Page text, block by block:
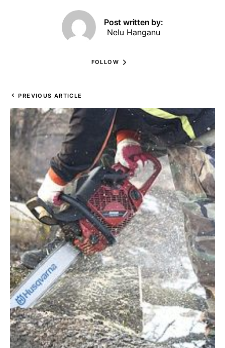
Post written by:
Nelu Hanganu
FOLLOW
PREVIOUS ARTICLE